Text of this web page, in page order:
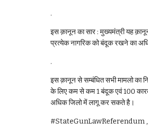
.
इस क़ानून का सार : मुख्यमंत्री यह
प्रत्येक नागरिक को बंदूक रखने का
.
इस क़ानून से सम्बंधित सभी मामलो का
के लिए कम से कम 1 बंदूक एवं 100
अधिक जिलो में लागू कर सकते है।
#StateGunLawReferendum ,